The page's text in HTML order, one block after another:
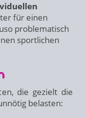
für einen
problematisch
sportlichen
die gezielt die
belasten: